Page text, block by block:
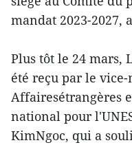
mandat 2023-2027,
Plus tôt le 24 mars,
été reçu par le
Affairesétrangères
national pour
KimNgoc, qui a